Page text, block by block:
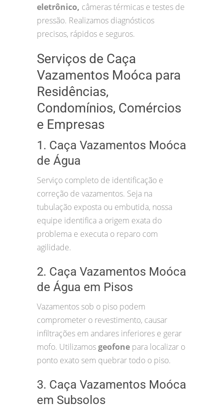
eletrônico, câmeras térmicas e testes de
pressão. Realizamos diagnósticos
precisos, rápidos e seguros.
Serviços de Caça
Vazamentos Moóca para
Residências,
Condomínios, Comércios
e Empresas
1. Caça Vazamentos Moóca
de Água
Serviço completo de identificação e
correção de vazamentos. Seja na
tubulação exposta ou embutida, nossa
equipe identifica a origem exata do
problema e executa o reparo com
agilidade.
2. Caça Vazamentos Moóca
de Água em Pisos
Vazamentos sob o piso podem
comprometer o revestimento, causar
infiltrações em andares inferiores e gerar
mofo. Utilizamosgeofone para localizar o
ponto exato sem quebrar todo o piso.
3. Caça Vazamentos Moóca
em Subsolos